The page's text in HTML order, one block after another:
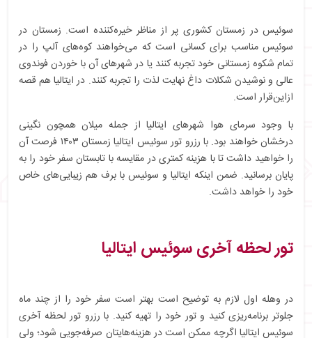
سوئیس در زمستان کشوری پر از مناظر خیره‌کننده است. زمستان در
سوئیس مناسب برای کسانی است که می‌خواهند کوه‌های آلپ را در
تمام شکوه زمستانی خود تجربه کنند یا در شهرهای آن با خوردن فوندوی
عالی و نوشیدن شکلات داغ نهایت لذت را تجربه کنند. در ایتالیا هم قصه
ازاین‌قرار است.
با وجود سرمای هوا شهرهای ایتالیا از جمله میلان همچون نگینی
درخشان خواهند بود. با رزرو تور سوئیس ایتالیا زمستان ۱۴۰۳ فرصت آن
را خواهید داشت تا با هزینه کمتری در مقایسه با تابستان سفر خود را به
پایان برسانید. ضمن اینکه ایتالیا و سوئیس با برف هم زیبایی‌های خاص
خود را خواهد داشت.
تور لحظه آخری سوئیس ایتالیا
در وهله اول لازم به توضیح است بهتر است سفر خود را از چند ماه
جلوتر برنامه‌ریزی کنید و تور خود را تهیه کنید. با رزرو تور لحظه آخری
سوئیس ایتالیا اگرچه ممکن است در هزینه‌هایتان صرفه‌جویی شود؛ ولی